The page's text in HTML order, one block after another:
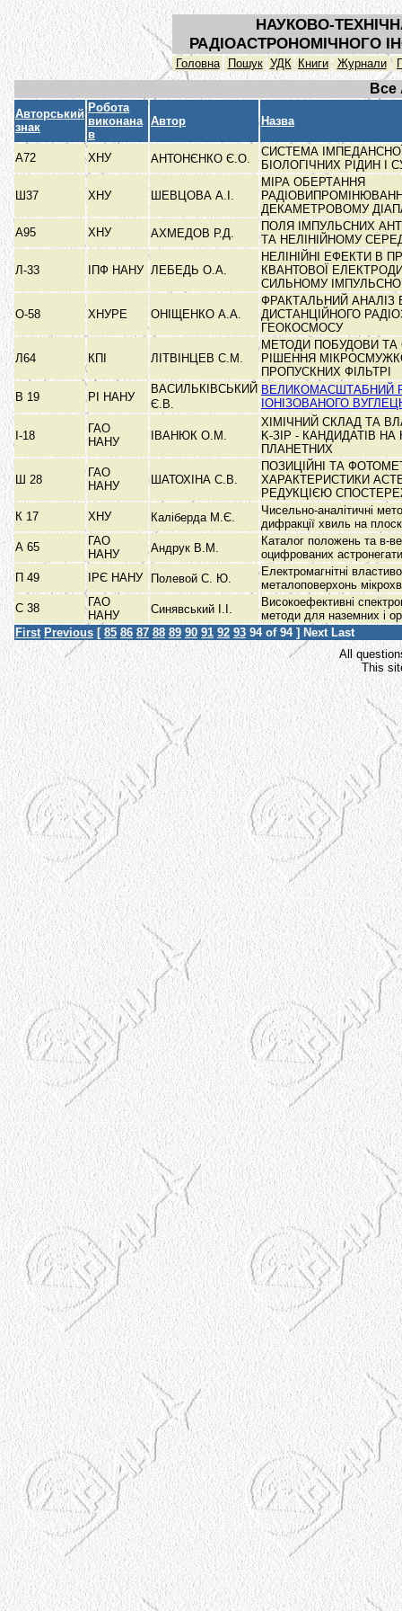
НАУКОВО-
РАДІОАСТРОНОМІЧНОГО
Головна Пошук УДК Книги Журнали
Все
Авторський
знак
Робота
виконана
в
Автор Назва
А72 ХНУ АНТОНЄНКО Є.О.
СИСТЕМА
БІОЛОГІЧНИХ РІДИН І
Ш37 ХНУ ШЕВЦОВА А.І.
МІРА ОБЕРТАННЯ
ДЕКАМЕТРОВОМУ
А95
ХНУ АХМЕДОВ Р.Д.
ПОЛЯ ІМПУЛЬСНИХ
ТА НЕЛІНІЙНОМУ
Л-33 ІПФ НАНУ ЛЕБЕДЬ О.А.
НЕЛІНІЙНІ ЕФЕКТИ В
КВАНТОВОЇ
СИЛЬНОМУ
О-58 ХНУРЕ ОНІЩЕНКО А.А.
ФРАКТАЛЬНИЙ АНАЛІЗ
ДИСТАНЦІЙНОГО
ГЕОКОСМОСУ
Л64 КПІ ЛІТВІНЦЕВ С.М.
МЕТОДИ ПОБУДОВИ ТА
РІШЕННЯ
ПРОПУСКНИХ ФІЛЬТРІ
В 19
РІ НАНУ
ВАСИЛЬКІВСЬКИЙ
Є.В.
ВЕЛИКОМАСШТАБНИЙ
ІОНІЗОВАНОГО
І-18
ГАО
НАНУ
ІВАНЮК О.М.
ХІМІЧНИЙ СКЛАД ТА
K-ЗІР - КАНДИДАТІВ НА
ПЛАНЕТНИХ
Ш 28
ГАО
НАНУ
ШАТОХІНА С.В.
ПОЗИЦІЙНІ ТА
ХАРАКТЕРИСТИКИ
РЕДУКЦІЄЮ
К 17
ХНУ Каліберда М.Є.
Чисельно-аналітичні
дифракції хвиль на
А 65
ГАО
НАНУ
Андрук В.М.
Каталог положень та в-
оцифрованих
П 49
ІРЄ НАНУ Полевой С. Ю.
Електромагнітні
металоповерхонь
С 38
ГАО
НАНУ
Синявський І.І.
Високоефективні
методи для наземних і
First Previous [ 85 86 87 88 89 90 91 92 93 94of 94 ] Next Last
All
This